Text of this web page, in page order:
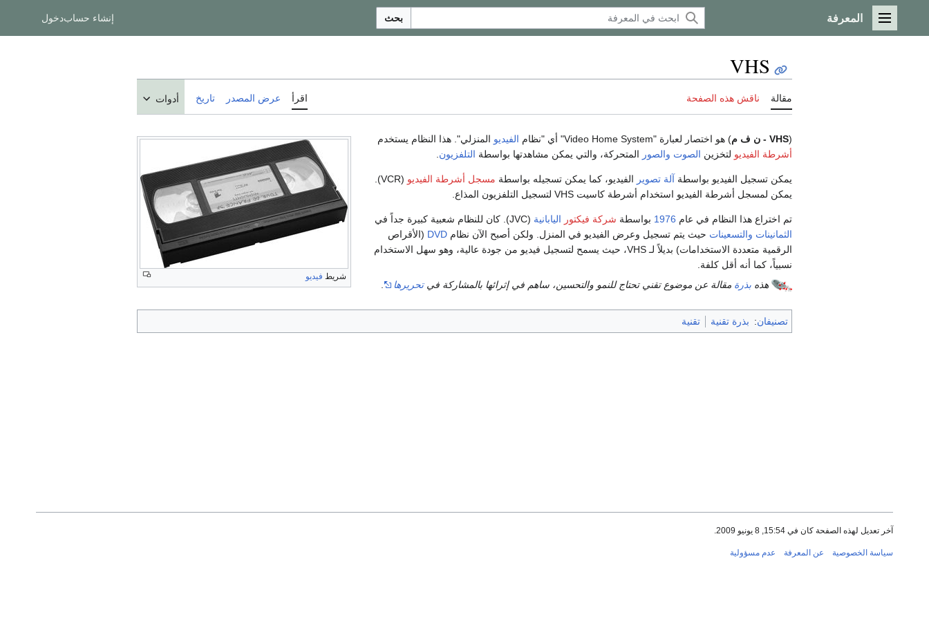
القائمة الرئيسية
المعرفة بحث إنشاء حسابدخول
VHS
مقالة ناقش هذه الصفحة اقرأ عرض المصدر تاريخ أدوات
شريط فيديو
(VHS - ن ف م ) هو اختصار لعبارة "Video Home System" أي "نظام الفيديو المنزلي". هذا النظام يستخدم
أشرطة الفيديو لتخزين الصوت والصور المتحركة، والتي يمكن مشاهدتها بواسطة التلفزيون
يمكن تسجيل الفيديو بواسطة آلة تصوير الفيديو، كما يمكن تسجيله بواسطة مسجل أشرطة الفيديو
(VCR).
يمكن لمسجل أشرطة الفيديو استخدام أشرطة كاسيت VHS لتسجيل التلفزيون المذاع.
تم اختراع هذا النظام في عام 1976 بواسطة شركة فيكتور اليابانية (JVC). كان للنظام شعبية كبيرة جداً في
الثمانينات والتسعينات حيث يتم تسجيل وعرض الفيديو في المنزل. ولكن أصبح الآن نظام DVD (الأقراص
الرقمية متعددة الاستخدامات) بديلاً لـ VHS، حيث يسمح لتسجيل فيديو من جودة عالية، وهو سهل الاستخدام
نسبياً، كما أنه أقل كلفة.
هذه بذرة مقالة عن موضوع تقني تحتاج للنمو والتحسين، ساهم في إثرائها بالمشاركة فيتحريرها
تصنيفان: بذرة تقنية تقنية
آخر تعديل لهذه الصفحة كان في 15:54, 8 يونيو 2009.
سياسة الخصوصية عن المعرفة عدم مسؤولية